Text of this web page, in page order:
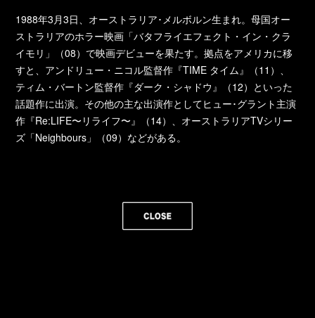
1988年3月3日、オーストラリア･メルボルン生まれ。母国オー
ストラリアのホラー映画「バタフライエフェクト・イン・クラ
イモリ」（08）で映画デビューを果たす。拠点をアメリカに移
すと、アンドリュー・ニコル監督作『TIME タイム』（11）、
ティム・バートン監督作『ダーク・シャドウ』（12）といった
話題作に出演。その他の主な出演作としてヒュー･グラント主演
作『Re:LIFE〜リライフ〜』（14）、オーストラリアTVシリー
ズ「Neighbours」（09）などがある。